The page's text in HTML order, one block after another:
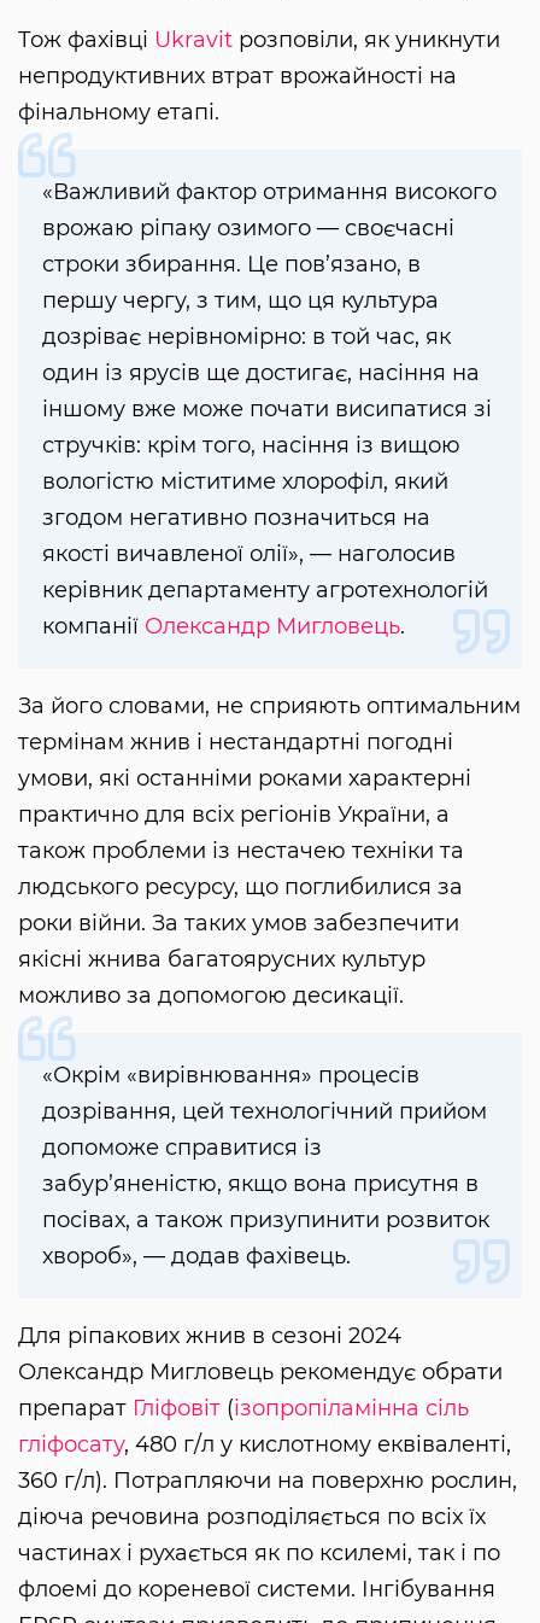
Тож фахівці Ukravit розповіли, як уникнути
непродуктивних втрат врожайності на
фінальному етапі.
«Важливий фактор отримання високого
врожаю ріпаку озимого — своєчасні
строки збирання. Це пов’язано, в
першу чергу, з тим, що ця культура
дозріває нерівномірно: в той час, як
один із ярусів ще достигає, насіння на
іншому вже може почати висипатися зі
стручків: крім того, насіння із вищою
вологістю міститиме хлорофіл, який
згодом негативно позначиться на
якості вичавленої олії», — наголосив
керівник департаменту агротехнологій
компанії Олександр Мигловець.
За його словами, не сприяють оптимальним
термінам жнив і нестандартні погодні
умови, які останніми роками характерні
практично для всіх регіонів України, а
також проблеми із нестачею техніки та
людського ресурсу, що поглибилися за
роки війни. За таких умов забезпечити
якісні жнива багатоярусних культур
можливо за допомогою десикації.
«Окрім «вирівнювання» процесів
дозрівання, цей технологічний прийом
допоможе справитися із
забур’яненістю, якщо вона присутня в
посівах, а також призупинити розвиток
хвороб», — додав фахівець.
Для ріпакових жнив в сезоні 2024
Олександр Мигловець рекомендує обрати
препарат Гліфовіт (ізопропіламінна сіль
гліфосату, 480 г/л у кислотному еквіваленті,
360 г/л). Потрапляючи на поверхню рослин,
діюча речовина розподіляється по всіх їх
частинах і рухається як по ксилемі, так і по
флоемі до кореневої системи. Інгібування